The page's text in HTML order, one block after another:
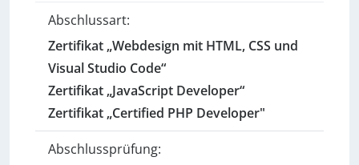
Abschlussart:
Zertifikat „Webdesign mit HTML, CSS und
Visual Studio Code“
Zertifikat „JavaScript Developer“
Zertifikat „Certified PHP Developer"
Abschlussprüfung: